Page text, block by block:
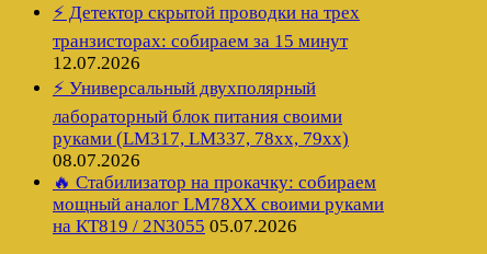
⚡ Детектор скрытой проводки на трех
транзисторах: собираем за 15 минут
12.07.2026
⚡ Универсальный двухполярный
лабораторный блок питания своими
руками (LM317, LM337, 78xx, 79xx)
08.07.2026
🔥 Стабилизатор на прокачку: собираем
мощный аналог LM78XX своими руками
на КТ819 / 2N3055 05.07.2026